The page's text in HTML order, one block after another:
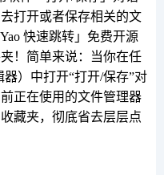
打开或者保存相关的文
快速跳转」免费开源
！简单来说：当你在任
）中打开“打开/保存”对
正在使用的文件管理器
藏夹，彻底省去层层点